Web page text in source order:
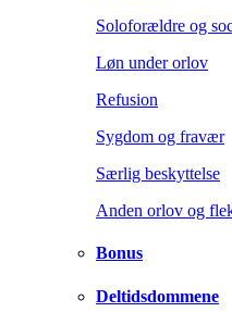
Soloforældre og
Løn under orlov
Refusion
Sygdom og fravær
Særlig beskyttelse
Anden orlov og
Bonus
Deltidsdommene